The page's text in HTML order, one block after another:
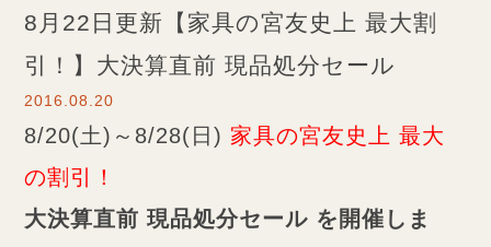
8月22日更新【家具の宮友史上 最大割
引！】大決算直前 現品処分セール
2016.08.20
8/20(土)～8/28(日) 家具の宮友史上 最大
の割引！
大決算直前 現品処分セール を開催しま